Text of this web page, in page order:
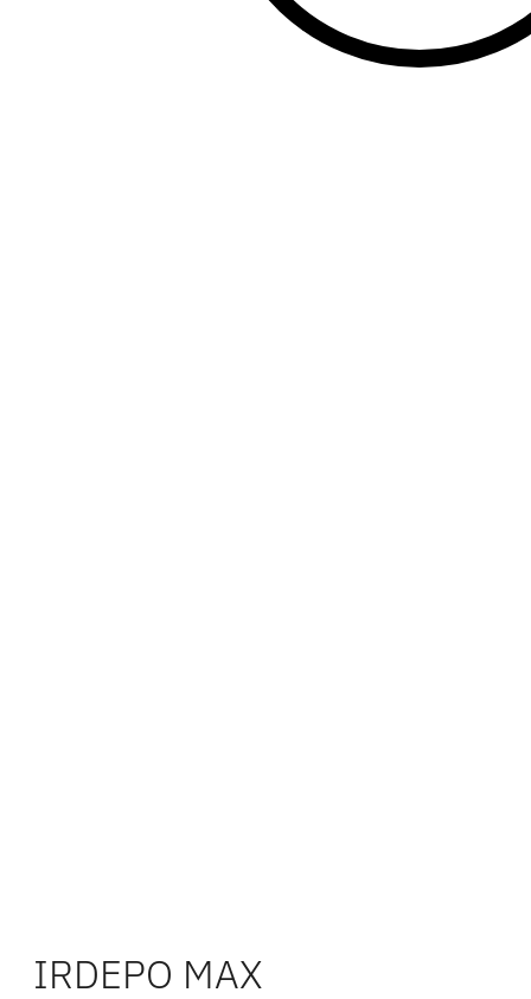
IRDEPO MAX